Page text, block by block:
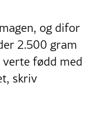
og difor
2.500 gram
verte fødd med
skriv